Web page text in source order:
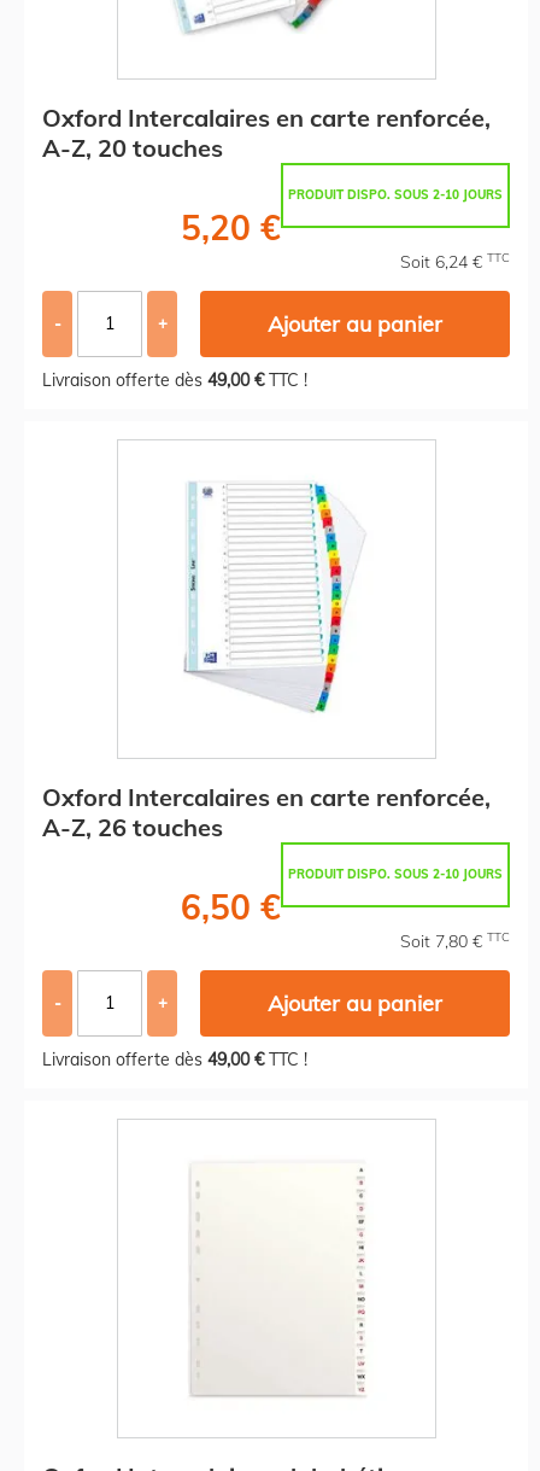
Oxford Intercalaires en carte renforcée,
A-Z, 20 touches
PRODUIT DISPO. SOUS 2-10 JOURS
5,20 €
Soit 6,24 € TTC
- + Ajouter au panier
Livraison offerte dès 49,00 €TTC !
Oxford Intercalaires en carte renforcée,
A-Z, 26 touches
PRODUIT DISPO. SOUS 2-10 JOURS
6,50 €
Soit 7,80 € TTC
- + Ajouter au panier
Livraison offerte dès 49,00 €TTC !